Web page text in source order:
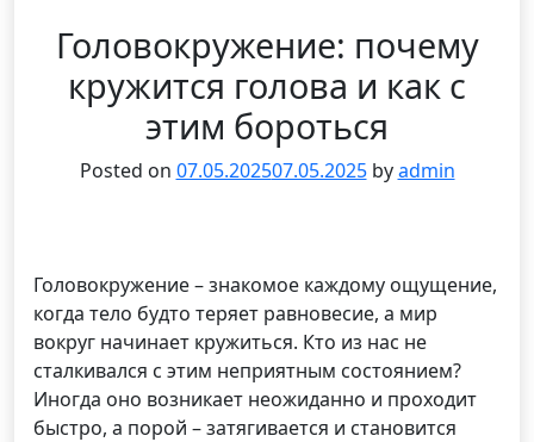
Головокружение: почему
кружится голова и как с
этим бороться
Posted on 07.05.202507.05.2025byadmin
Головокружение – знакомое каждому ощущение,
когда тело будто теряет равновесие, а мир
вокруг начинает кружиться. Кто из нас не
сталкивался с этим неприятным состоянием?
Иногда оно возникает неожиданно и проходит
быстро, а порой – затягивается и становится